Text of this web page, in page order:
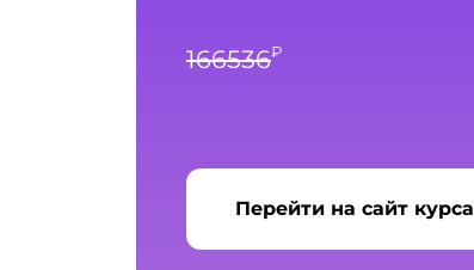
166536₽
Перейти на сайт курса